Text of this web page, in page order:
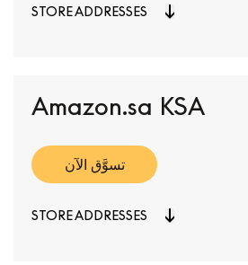
STORE ADDRESSES
Amazon.sa KSA
تسوَّق الآن
STORE ADDRESSES